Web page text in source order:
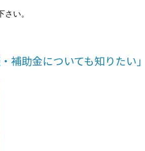
い。
補助金についても知りたい」